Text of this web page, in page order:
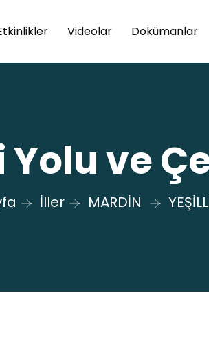
Videolar Dokümanlar
ve
İller MARDİN